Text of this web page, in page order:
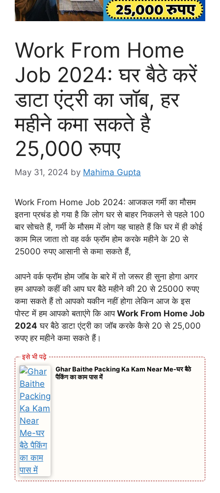
Work From Home
Job 2024: घर बैठे करें
डाटा एंट्री का जॉब, हर
महीने कमा सकते है
25,000 रुपए
May 31, 2024 by Mahima Gupta
Work From Home Job 2024: आजकल गर्मी का मौसम
इतना प्रचंड हो गया है कि लोग घर से बाहर निकलने से पहले 100
बार सोचते हैं, गर्मी के मौसम में लोग यह चाहते हैं कि घर में ही कोई
काम मिल जाता तो वह वर्क फ्रॉम होम करके महीने के 20 से
25000 रुपए आसानी से कमा सकते हैं,
आपने वर्क फ्रॉम होम जॉब के बारे में तो जरूर ही सुना होगा अगर
हम आपको कहीं की आप घर बैठे महीने की 20 से 25000 रुपए
कमा सकते हैं तो आपको यकीन नहीं होगा लेकिन आज के इस
पोस्ट में हम आपको बताएंगे कि आपWork From Home Job
2024 घर बैठे डाटा एंट्री का जॉब करके कैसे 20 से 25,000
रुपए हर महीने कमा सकते हैं।
Ghar Baithe Packing Ka Kam Near Me-घर बैठे
पैकिंग का काम पास में